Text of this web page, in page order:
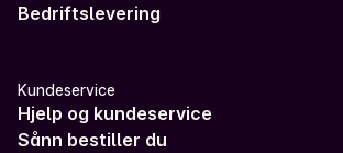
Bedriftslevering
Kundeservice
Hjelp og kundeservice
Sånn bestiller du